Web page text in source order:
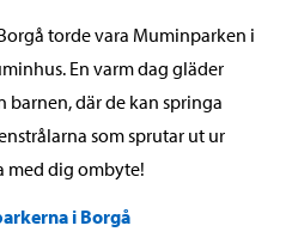
torde vara Muminparken i
En varm dag gläder
där de kan springa
som sprutar ut ur
med dig ombyte!
i Borgå